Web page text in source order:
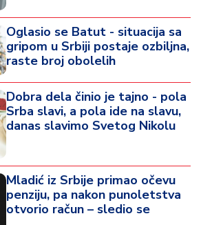
Oglasio se Batut - situacija sa
gripom u Srbiji postaje ozbiljna,
raste broj obolelih
Dobra dela činio je tajno - pola
Srba slavi, a pola ide na slavu,
danas slavimo Svetog Nikolu
Mladić iz Srbije primao očevu
penziju, pa nakon punoletstva
otvorio račun – sledio se